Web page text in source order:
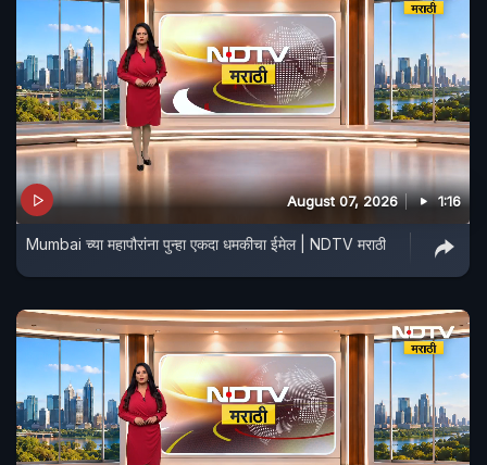
August 07, 2026 1:16
Mumbai च्या महापौरांना पुन्हा एकदा धमकीचा ईमेल | NDTV मराठी